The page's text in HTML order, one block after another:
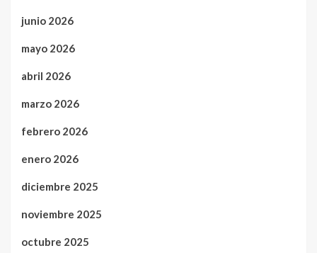
junio 2026
mayo 2026
abril 2026
marzo 2026
febrero 2026
enero 2026
diciembre 2025
noviembre 2025
octubre 2025